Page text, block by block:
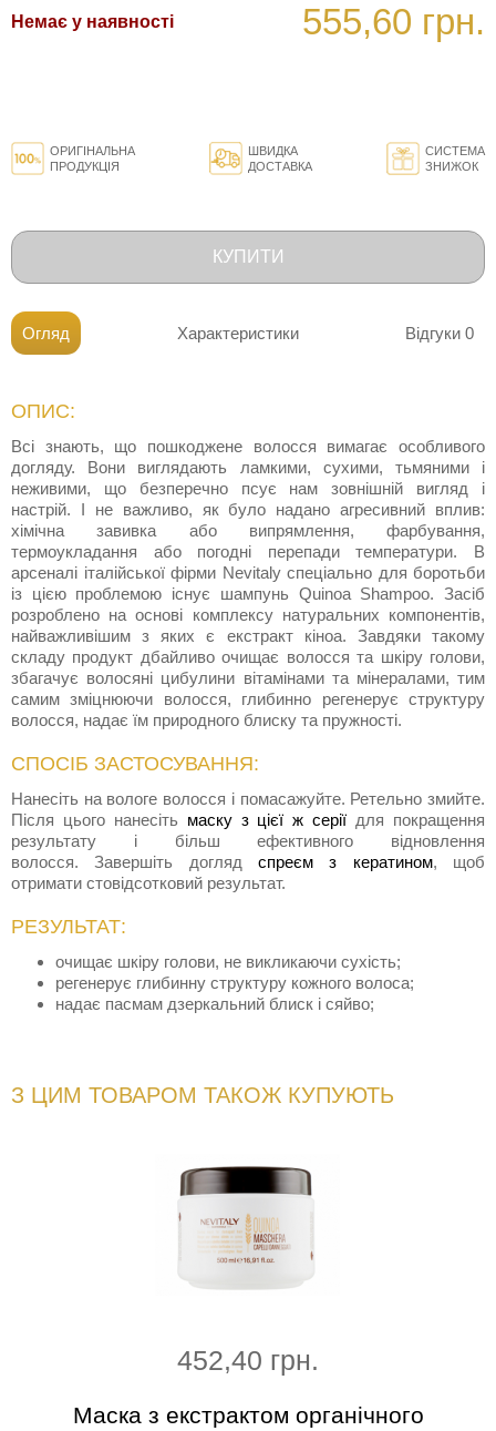
Немає у наявності 555,60 грн.
ОРИГІНАЛЬНА
ПРОДУКЦІЯ
ШВИДКА
ДОСТАВКА
СИСТЕМА
ЗНИЖОК
КУПИТИ
Огляд Характеристики Відгуки 0
ОПИС:
Всі знають, що пошкоджене волосся вимагає особливого
догляду. Вони виглядають ламкими, сухими, тьмяними і
неживими, що безперечно псує нам зовнішній вигляд і
настрій. І не важливо, як було надано агресивний вплив:
хімічна завивка або випрямлення, фарбування,
термоукладання або погодні перепади температури. В
арсеналі італійської фірми Nevitaly спеціально для боротьби
із цією проблемою існує шампунь Quinoa Shampoo. Засіб
розроблено на основі комплексу натуральних компонентів,
найважливішим з яких є екстракт кіноа. Завдяки такому
складу продукт дбайливо очищає волосся та шкіру голови,
збагачує волосяні цибулини вітамінами та мінералами, тим
самим зміцнюючи волосся, глибинно регенерує структуру
волосся, надає їм природного блиску та пружності.
СПОСІБ ЗАСТОСУВАННЯ:
Нанесіть на вологе волосся і помасажуйте. Ретельно змийте.
Після цього нанесіть маску з цієї ж серії для покращення
результату і більш ефективного відновлення
волосся. Завершіть догляд спреєм з кератином, щоб
отримати стовідсотковий результат.
РЕЗУЛЬТАТ:
очищає шкіру голови, не викликаючи сухість;
регенерує глибинну структуру кожного волоса;
надає пасмам дзеркальний блиск і сяйво;
З ЦИМ ТОВАРОМ ТАКОЖ КУПУЮТЬ
452,40 грн.
Маска з екстрактом органічного